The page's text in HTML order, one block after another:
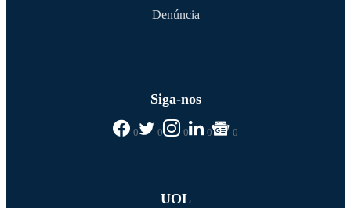
Denúncia
Siga-nos
0 0 0 0 0
UOL